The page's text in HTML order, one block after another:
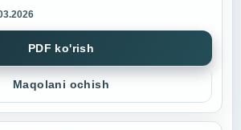
XISOBLASH USULI
PDF ko'rish
Maqolani ochish